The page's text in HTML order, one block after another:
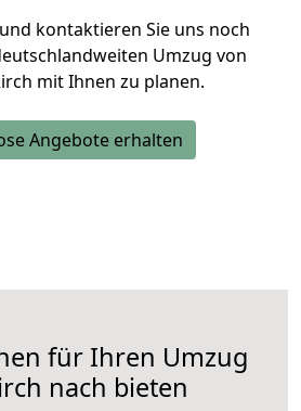
und kontaktieren Sie uns noch
Umzug von
mit Ihnen zu planen.
Angebote erhalten
für Ihren Umzug
nach bieten